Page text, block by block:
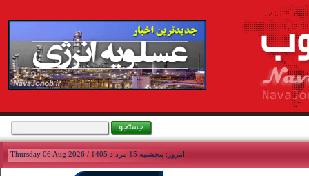
امروز: پنجشنبه 15 مرداد 1405 / Thursday 06 Aug 2026